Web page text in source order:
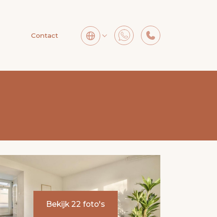
Contact
Bekijk 22 foto's